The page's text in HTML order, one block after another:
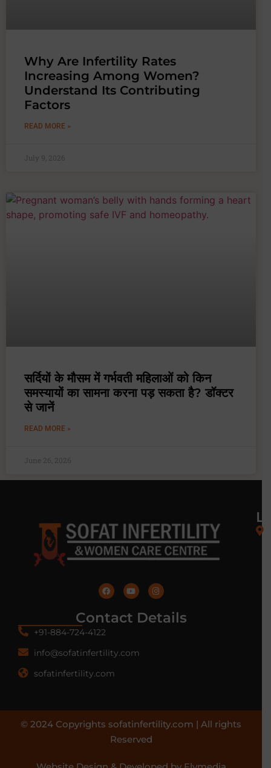
Why Are Infertility Rates
Increasing Among Women?
Understand Its Contributing
Factors
READ MORE »
July 9, 2026
सर्दियों के मौसम में गर्भवती महिलाओं को किन
समस्यायों का सामना करना पड़ सकता है? डॉक्टर
से जानें
READ MORE »
June 26, 2026
Contact Details
+91-884-724-4122
info@sofatinfertility.com
sofatinfertility.com
© 2024 Copyrights sofatinfertility.com | All rights
Reserved